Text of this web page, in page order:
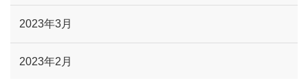
2023年3月
2023年2月